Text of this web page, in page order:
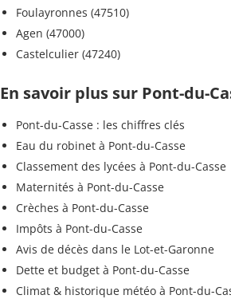
Foulayronnes (47510)
Agen (47000)
Castelculier (47240)
En savoir plus sur Pont-du-
Pont-du-Casse : les chiffres clés
Eau du robinet à Pont-du-Casse
Classement des lycées à Pont-du-Casse
Maternités à Pont-du-Casse
Crèches à Pont-du-Casse
Impôts à Pont-du-Casse
Avis de décès dans le Lot-et-Garonne
Dette et budget à Pont-du-Casse
Climat & historique météo à Pont-du-